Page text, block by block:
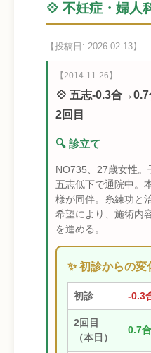
💠 不妊症・婦人
【投稿日: 2026-02-13】
【2014-11-26】
💠 五志-0.3合
2回目
🔍 診立て
NO735、27歳女性。
五志低下で通院中。
様が同伴。糸練功と
希望により、施術内
を進める。
✨ 初診からの変
初診 -0.3
2回目
（本日）
0.7合